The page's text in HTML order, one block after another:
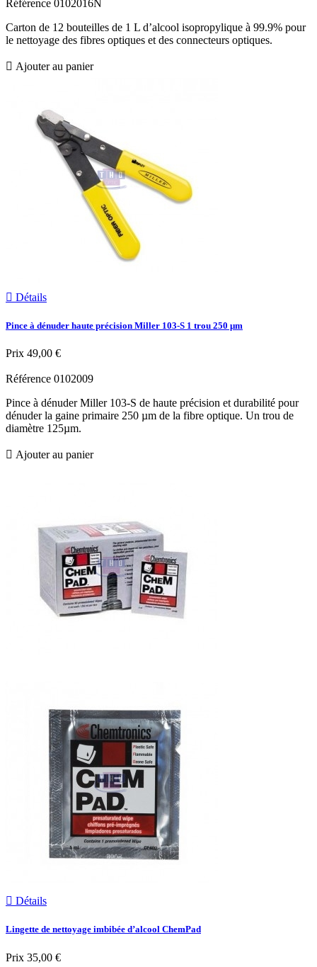
Référence 0102016N
Carton de 12 bouteilles de 1 L d’alcool isopropylique à 99.9% pour
le nettoyage des fibres optiques et des connecteurs optiques.
 Ajouter au panier
 Détails
Pince à dénuder haute précision Miller 103-S 1 trou 250 μm
Prix 49,00 €
Référence 0102009
Pince à dénuder Miller 103-S de haute précision et durabilité pour
dénuder la gaine primaire 250 µm de la fibre optique. Un trou de
diamètre 125µm.
 Ajouter au panier
 Détails
Lingette de nettoyage imbibée d’alcool ChemPad
Prix 35,00 €